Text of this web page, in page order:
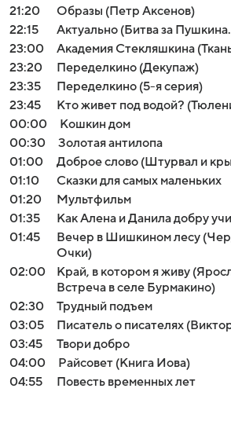
21:20
Образы (Петр Аксенов)
22:15
Актуально (Битва за
23:00
Академия Стекляшкина
23:20
Переделкино (Декупаж)
23:35
Переделкино (5-я серия)
23:45
Кто живет под водой?
00:00
Кошкин дом
00:30
Золотая антилопа
01:00
Доброе слово (Штурвал и
01:10
Сказки для самых маленьких
01:20
Мультфильм
01:35
Как Алена и Данила добру
01:45
Вечер в Шишкином лесу
Очки)
02:00
Край, в котором я живу
Встреча в селе Бурмакино)
02:30
Трудный подъем
03:05
Писатель о писателях
03:45
Твори добро
04:00
Райсовет (Книга Иова)
04:55
Повесть временных лет